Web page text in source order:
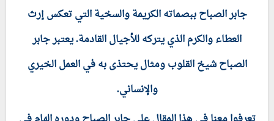
جابر الصباح ببصماته الكريمة والسخية التي تعكس إرث
العطاء والكرم الذي يتركه للأجيال القادمة. يعتبر جابر
الصباح شيخ القلوب ومثال يحتذى به في العمل الخيري
والإنساني.